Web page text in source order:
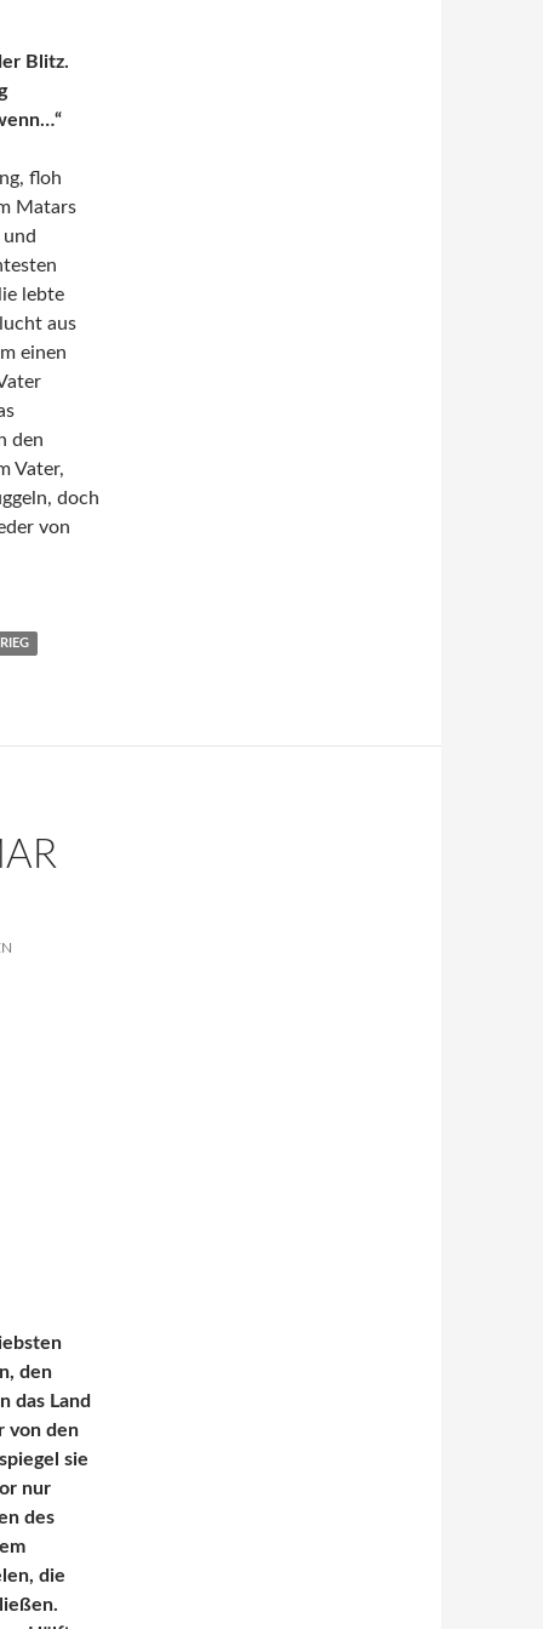
Blitz.
floh
Matars
lebte
aus
einen
den
Vater,
doch
von
den
das Land
von den
sie
nur
des
die